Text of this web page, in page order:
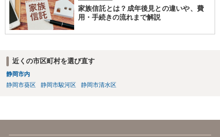
家族信託とは？成年後見との違いや、費
用・手続きの流れまで解説
近くの市区町村を選び直す
静岡市内
静岡市葵区
静岡市駿河区 静岡市清水区